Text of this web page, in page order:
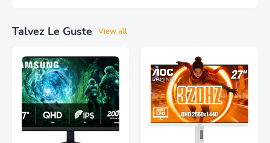
Talvez Le Guste View all